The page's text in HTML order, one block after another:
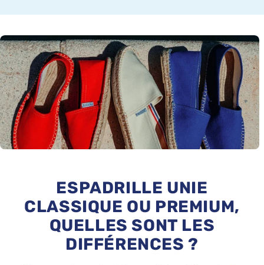
ESPADRILLE UNIE
CLASSIQUE OU PREMIUM,
QUELLES SONT LES
DIFFÉRENCES ?